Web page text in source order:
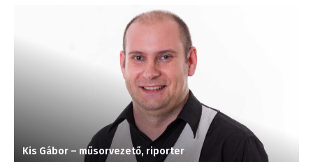
Kis Gábor – műsorvezető, riporter